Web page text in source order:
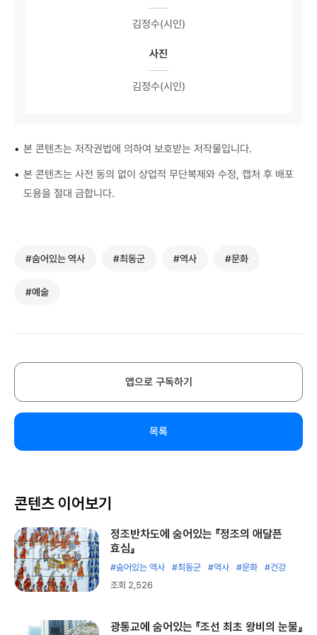
김정수(시인)
사진
김정수(시인)
• 본 콘텐츠는 저작권법에 의하여 보호받는 저작물입니다.
• 본 콘텐츠는 사전 동의 없이 상업적 무단복제와 수정, 캡처 후 배포
도용을 절대 금합니다.
#숨어있는 역사 #최동군 #역사 #문화
#예술
앱으로 구독하기
목록
콘텐츠 이어보기
정조반차도에 숨어있는 『정조의 애달픈
효심』
#숨어있는 역사 #최동군 #역사 #문화
#건강
조회 2,526
광통교에 숨어있는 『조선 최초 왕비의 눈물』